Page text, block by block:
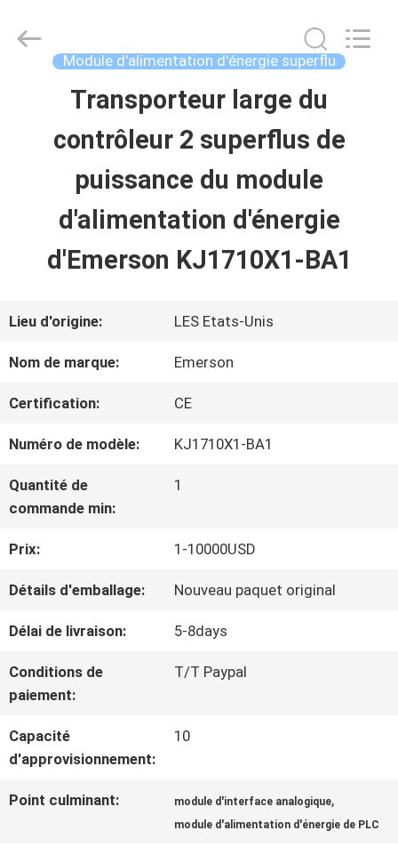
APERÇU
PRODUITS
VIDÉOS
PROPOS
VISITE
CONTRÔLE
DE
LA
QUALITÉ
Wisdomlong
Module d'alimentation d'énergie superflu
Transporteur large du
contrôleur 2 superflus de
puissance du module
d'alimentation d'énergie
d'Emerson KJ1710X1-BA1
Lieu d'origine: LES Etats-Unis
Nom de marque: Emerson
Certification: CE
Numéro de modèle: KJ1710X1-BA1
Quantité de
commande min:
1
Prix: 1-10000USD
Détails d'emballage: Nouveau paquet original
Délai de livraison: 5-8days
Conditions de
paiement:
T/T Paypal
Capacité
d'approvisionnement:
10
Point culminant: module d'interface analogique,
module d'alimentation d'énergie de PLC